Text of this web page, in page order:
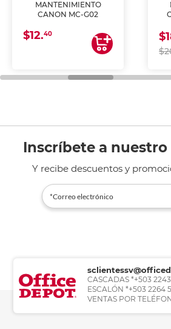
MANTENIMIENTO
CANON MC-G02
$12.40
Inscríbete a
Y recibe descuentos y
CASCADAS *+503
ESCALÓN *+503 2264
VENTAS POR